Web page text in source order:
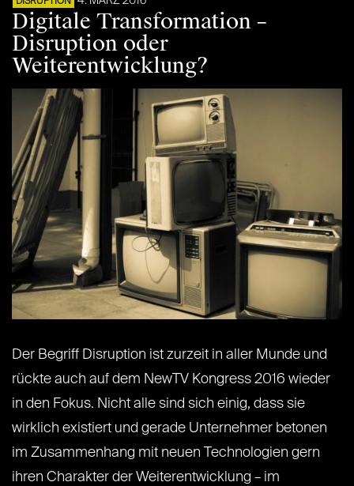
Digitale Transformation –
Disruption oder
Weiterentwicklung?
Der Begriff Disruption ist zurzeit in aller Munde und
rückte auch auf dem NewTV Kongress 2016 wieder
in den Fokus. Nicht alle sind sich einig, dass sie
wirklich existiert und gerade Unternehmer betonen
im Zusammenhang mit neuen Technologien gern
ihren Charakter der Weiterentwicklung – im